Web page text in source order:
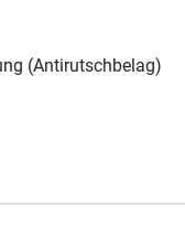
(Antirutschbelag)